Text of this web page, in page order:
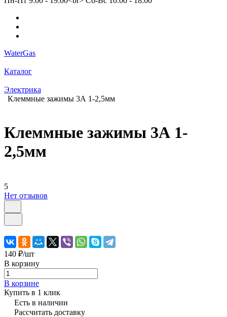
WaterGas
Каталог
Электрика
Клеммные зажимы 3А 1-2,5мм
Клеммные зажимы 3А 1-
2,5мм
5
Нет отзывов
140 ₽/шт
В корзину
В корзине
Купить в 1 клик
Есть в наличии
Рассчитать доставку